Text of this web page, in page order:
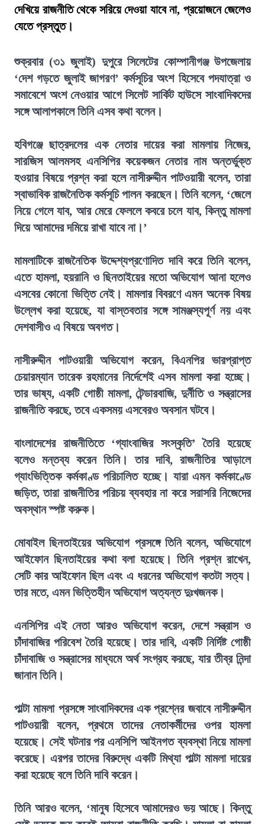
দেখিয়ে রাজনীতি থেকে সরিয়ে দেওয়া যাবে না, প্রয়োজনে জেলেও
যেতে প্রস্তুত।
শুক্রবার (৩১ জুলাই) দুপুরে সিলেটের কোম্পানীগঞ্জ উপজেলায়
‘দেশ গড়তে জুলাই জাগরণ’ কর্মসূচির অংশ হিসেবে পদযাত্রা ও
সমাবেশে অংশ নেওয়ার আগে সিলেট সার্কিট হাউসে সাংবাদিকদের
সঙ্গে আলাপকালে তিনি এসব কথা বলেন।
হবিগঞ্জে ছাত্রদলের এক নেতার দায়ের করা মামলায় নিজের,
সারজিস আলমসহ এনসিপির কয়েকজন নেতার নাম অন্তর্ভুক্ত
হওয়ার বিষয়ে প্রশ্ন করা হলে নাসীরুদ্দীন পাটওয়ারী বলেন, তারা
স্বাভাবিক রাজনৈতিক কর্মসূচি পালন করছেন। তিনি বলেন, ‘জেলে
নিয়ে গেলে যাব, আর মেরে ফেললে কবরে চলে যাব, কিন্তু মামলা
দিয়ে আমাদের দমিয়ে রাখা যাবে না।’
মামলাটিকে রাজনৈতিক উদ্দেশ্যপ্রণোদিত দাবি করে তিনি বলেন,
এতে হামলা, হয়রানি ও ছিনতাইয়ের মতো অভিযোগ আনা হলেও
এসবের কোনো ভিত্তি নেই। মামলার বিবরণে এমন অনেক বিষয়
উল্লেখ করা হয়েছে, যা বাস্তবতার সঙ্গে সামঞ্জস্যপূর্ণ নয় এবং
দেশবাসীও এ বিষয়ে অবগত।
নাসীরুদ্দীন পাটওয়ারী অভিযোগ করেন, বিএনপির ভারপ্রাপ্ত
চেয়ারম্যান তারেক রহমানের নির্দেশেই এসব মামলা করা হচ্ছে।
তার ভাষ্য, একটি গোষ্ঠী মামলা, টেন্ডারবাজি, দুর্নীতি ও সন্ত্রাসের
রাজনীতি করছে, তবে একসময় এসবেরও অবসান ঘটবে।
বাংলাদেশের রাজনীতিতে ‘গ্যাংবাজির সংস্কৃতি’ তৈরি হয়েছে
বলেও মন্তব্য করেন তিনি। তার দাবি, রাজনীতির আড়ালে
গ্যাংভিত্তিক কর্মকাণ্ড পরিচালিত হচ্ছে। যারা এমন কর্মকাণ্ডে
জড়িত, তারা রাজনীতির পরিচয় ব্যবহার না করে সরাসরি নিজেদের
অবস্থান স্পষ্ট করুক।
মোবাইল ছিনতাইয়ের অভিযোগ প্রসঙ্গে তিনি বলেন, অভিযোগে
আইফোন ছিনতাইয়ের কথা বলা হয়েছে। তিনি প্রশ্ন রাখেন,
সেটি কার আইফোন ছিল এবং এ ধরনের অভিযোগ কতটা সত্য।
তার মতে, এমন ভিত্তিহীন অভিযোগ অত্যন্ত দুঃখজনক।
এনসিপির এই নেতা আরও অভিযোগ করেন, দেশে সন্ত্রাস ও
চাঁদাবাজির পরিবেশ তৈরি হয়েছে। তার দাবি, একটি নির্দিষ্ট গোষ্ঠী
চাঁদাবাজি ও সন্ত্রাসের মাধ্যমে অর্থ সংগ্রহ করছে, যার তীব্র নিন্দা
জানান তিনি।
পাল্টা মামলা প্রসঙ্গে সাংবাদিকদের এক প্রশ্নের জবাবে নাসীরুদ্দীন
পাটওয়ারী বলেন, প্রথমে তাদের নেতাকর্মীদের ওপর হামলা
হয়েছে। সেই ঘটনার পর এনসিপি আইনগত ব্যবস্থা নিয়ে মামলা
করেছে। এরপর তাদের বিরুদ্ধে একটি মিথ্যা পাল্টা মামলা দায়ের
করা হয়েছে বলে তিনি দাবি করেন।
তিনি আরও বলেন, ‘মানুষ হিসেবে আমাদেরও ভয় আছে। কিন্তু